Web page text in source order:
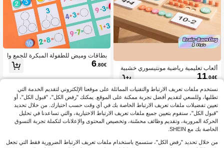
ألعاب تعليمية رياضية مونتيسوري خشبية
لتعلم الأرقام والعد، مجموعة إطار العشر
فال
11.04€
بطاقات وميض للطفولة المبكرة للجمع وا
لطرح، تتميز بأنواع مختلفة من المشكلات
الأساسية، مثالية للتعلم المبكر والأغراض
التعليمية.
6.80€
نستخدم ملفات تعريف الارتباط والتقنيات المماثلة على موقعنا الإلكتروني لتقديم الخدمة التي
تطلبها، وللسعي لتقديم أفضل تجربة ممكنة على الموقع. يمكنك "رفض الكل"، "قبول الكل"، أو
تعيين تفضيلات ملفات تعريف الارتباط الخاصة بك في أي وقت حسب اختيارك. من خلال تحديد
"قبول الكل"، سنقوم بتعيين جميع ملفات تعريف الارتباط الاختيارية، والتي تساعدنا في تحليل
الحركة المرورية، وتقديم وظائف محسّنة، وتخصيص المحتوى والإعلانات لتكملة تجربة التسوق
الخاصة بك مع SHEIN.
من خلال تحديد "رفض الكل"، ستسمح باستخدام ملفات تعريف الارتباط الضرورية فقط التي تجعل